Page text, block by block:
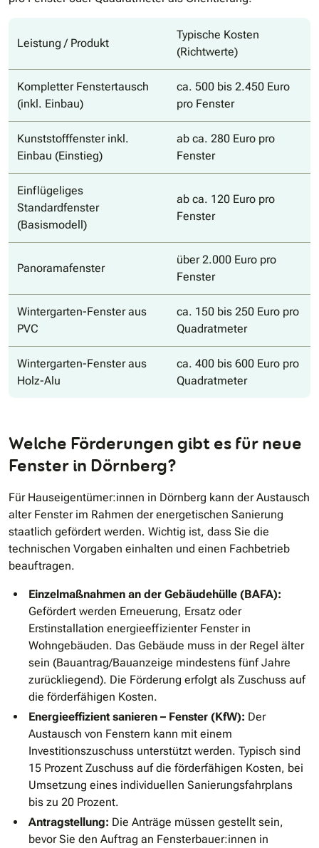
Leistung / Produkt
Typische Kosten
(Richtwerte)
Kompletter Fenstertausch
(inkl. Einbau)
ca. 500 bis 2.450 Euro
pro Fenster
Kunststofffenster inkl.
Einbau (Einstieg)
ab ca. 280 Euro pro
Fenster
Einflügeliges
Standardfenster
(Basismodell)
ab ca. 120 Euro pro
Fenster
Panoramafenster
über 2.000 Euro pro
Fenster
Wintergarten-Fenster aus
PVC
ca. 150 bis 250 Euro pro
Quadratmeter
Wintergarten-Fenster aus
Holz-Alu
ca. 400 bis 600 Euro pro
Quadratmeter
Welche Förderungen gibt es für neue
Fenster in Dörnberg?
Für Hauseigentümer:innen in Dörnberg kann der Austausch
alter Fenster im Rahmen der energetischen Sanierung
staatlich gefördert werden. Wichtig ist, dass Sie die
technischen Vorgaben einhalten und einen Fachbetrieb
beauftragen.
Einzelmaßnahmen an der Gebäudehülle (BAFA):
Gefördert werden Erneuerung, Ersatz oder
Erstinstallation energieeffizienter Fenster in
Wohngebäuden. Das Gebäude muss in der Regel älter
sein (Bauantrag/Bauanzeige mindestens fünf Jahre
zurückliegend). Die Förderung erfolgt als Zuschuss auf
die förderfähigen Kosten.
Energieeffizient sanieren – Fenster (KfW): Der
Austausch von Fenstern kann mit einem
Investitionszuschuss unterstützt werden. Typisch sind
15 Prozent Zuschuss auf die förderfähigen Kosten, bei
Umsetzung eines individuellen Sanierungsfahrplans
bis zu 20 Prozent.
Antragstellung: Die Anträge müssen gestellt sein,
bevor Sie den Auftrag an Fensterbauer:innen in